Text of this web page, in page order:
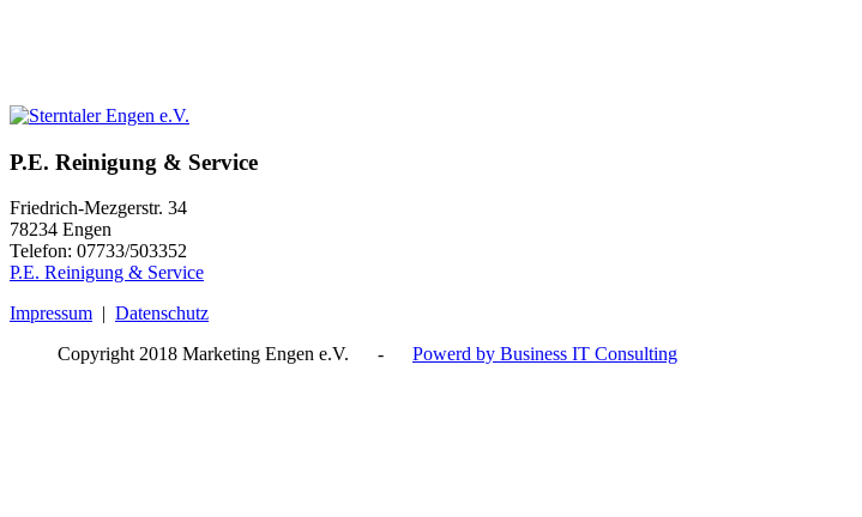
P.E. Reinigung & Service
Friedrich-Mezgerstr. 34
78234 Engen
Telefon: 07733/503352
P.E. Reinigung & Service
Impressum | Datenschutz
Copyright 2018 Marketing Engen e.V. - Powerd by Business IT Consulting